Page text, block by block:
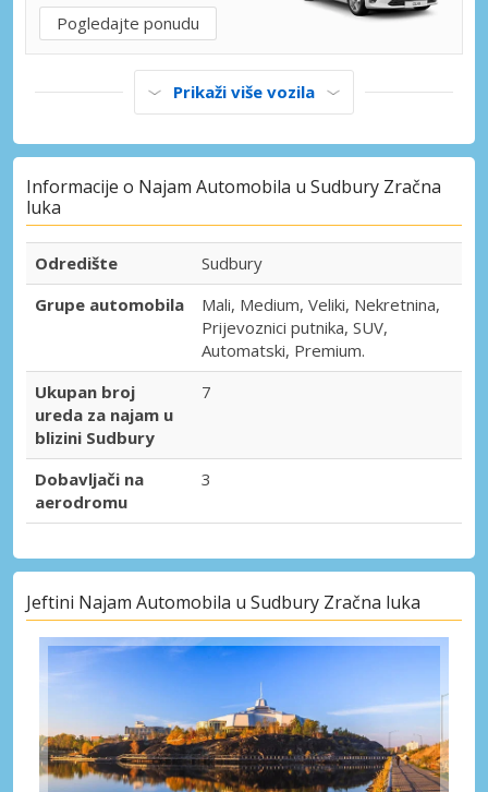
Pogledajte ponudu
Prikaži više vozila
Informacije o Najam Automobila u Sudbury Zračna
luka
Odredište
Sudbury
Grupe automobila
Mali, Medium, Veliki, Nekretnina,
Prijevoznici putnika, SUV,
Automatski, Premium.
Ukupan broj
ureda za najam u
blizini Sudbury
7
Dobavljači na
aerodromu
3
Jeftini Najam Automobila u Sudbury Zračna luka